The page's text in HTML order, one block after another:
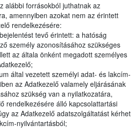
alábbi forrásokból juthatnak az
amennyiben azokat nem az érintett
rendelkezésére:
tevő érintett: a hatóság
személy azonosításához szükséges
az általa önként megadott személyes
által vezetett személyi adat- és lakcím-
az Adatkezelő valamely eljárásának
szükség van a nyilatkozatára,
rendelkezésére álló kapcsolattartási
az Adatkezelő adatszolgáltatást kérhet
nyilvántartásból;